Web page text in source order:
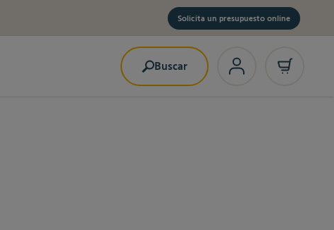
Solicita un presupuesto online
Buscar